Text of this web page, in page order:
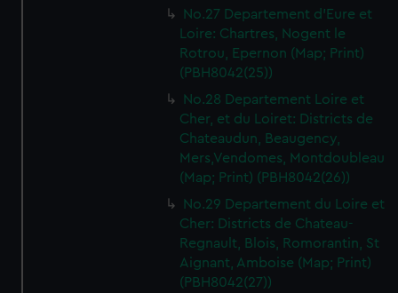
No.27 Departement d'Eure et
Loire: Chartres, Nogent le
Rotrou, Epernon (Map; Print)
(PBH8042(25))
No.28 Departement Loire et
Cher, et du Loiret: Districts de
Chateaudun, Beaugency,
Mers,Vendomes, Montdoubleau
(Map; Print) (PBH8042(26))
No.29 Departement du Loire et
Cher: Districts de Chateau-
Regnault, Blois, Romorantin, St
Aignant, Amboise (Map; Print)
(PBH8042(27))